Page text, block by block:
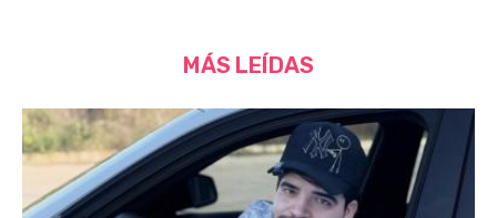
MÁS LEÍDAS